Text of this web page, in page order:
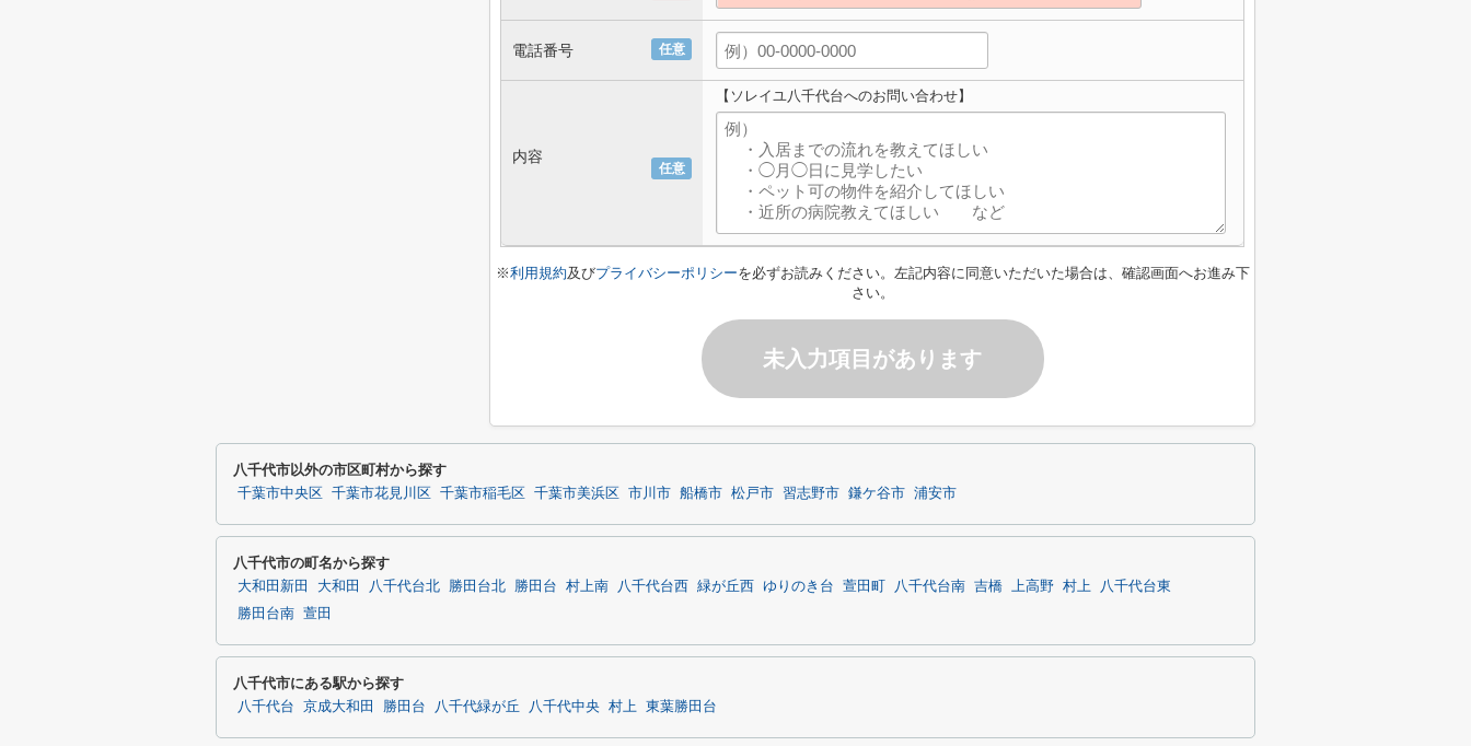
任意
電話番号
任意
内容
【ソレイユ八千代台へのお問い合わせ】
※利用規約及びプライバシーポリシーを必ずお読みください。左記内容に同意いただいた場合は、確認画面へお進み下
さい。
未入力項目があります
八千代市以外の市区町村から探す
千葉市中央区 千葉市花見川区 千葉市稲毛区 千葉市美浜区 市川市 船橋市 松戸市 習志野市 鎌ケ谷市 浦安市
八千代市の町名から探す
大和田新田 大和田 八千代台北 勝田台北 勝田台 村上南 八千代台西 緑が丘西 ゆりのき台 萱田町 八千代台南 吉橋 上高野 村上
八千代台東
勝田台南 萱田
八千代市にある駅から探す
八千代台 京成大和田 勝田台 八千代緑が丘 八千代中央 村上 東葉勝田台